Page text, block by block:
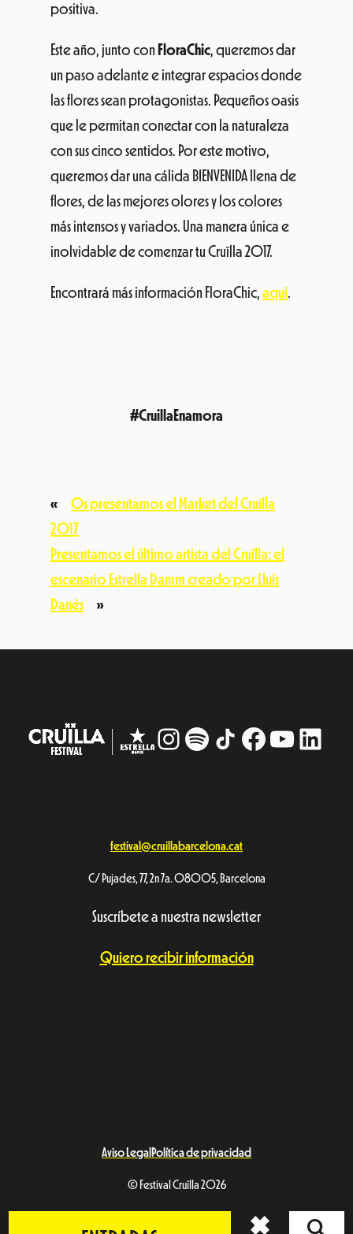
positiva.
Este año, junto con FloraChic, queremosdar
un paso adelantee integrarespacios donde
las flores sean protagonistas. Pequeñosoasis
que le permitan conectar con la naturaleza
con sus cinco sentidos. Por este motivo,
queremos dar una cálida BIENVENIDA llena de
flores, de las mejoresoloresy los colores
más intensos y variados. Una manera única e
inolvidablede comenzartu Cruïlla 2017.
Encontrará más información FloraChic, aquí.
#CruillaEnamora
«
Os presentamos el Market del Cruïlla
2017
Presentamos el último artista del Cruïlla: el
escenario Estrella Damm creado por Lluís
Danés
»
Instagram
# TikTokFacebook
festival@cruillabarcelona.cat
C/ Pujades, 77, 2n 7a. 08005, Barcelona
Suscríbete a nuestra newsletter
Quiero recibir información
Aviso Legal Política de privacidad
© Festival Cruïlla 2026